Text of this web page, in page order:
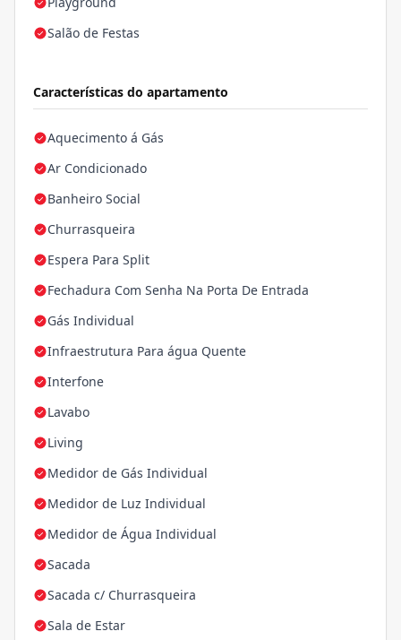
Salão de Festas
Características do apartamento
Aquecimento á Gás
Ar Condicionado
Banheiro Social
Churrasqueira
Espera Para Split
Fechadura Com Senha Na Porta De Entrada
Gás Individual
Infraestrutura Para água Quente
Interfone
Lavabo
Living
Medidor de Gás Individual
Medidor de Luz Individual
Medidor de Água Individual
Sacada
Sacada c/ Churrasqueira
Sala de Estar